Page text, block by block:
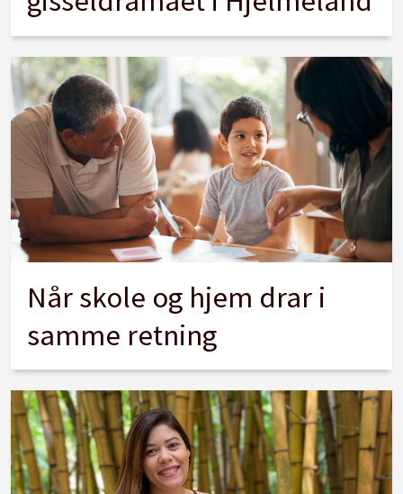
Når skole og hjem drar i
samme retning